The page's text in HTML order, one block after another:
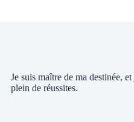
Je suis maître de ma destinée,
plein de réussites.